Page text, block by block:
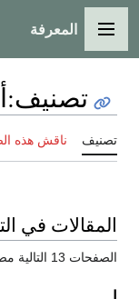
القائمة الرئيسية
المعرفة
تصنيف:
تصنيف ناقش هذه
المقالات في التصنيف
الصفحات 13 التالية مصنّفة بهذا التصنيف، من إجمالي 13.